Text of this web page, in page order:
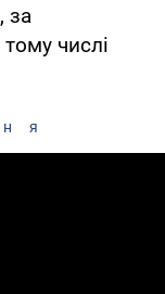
за
числі